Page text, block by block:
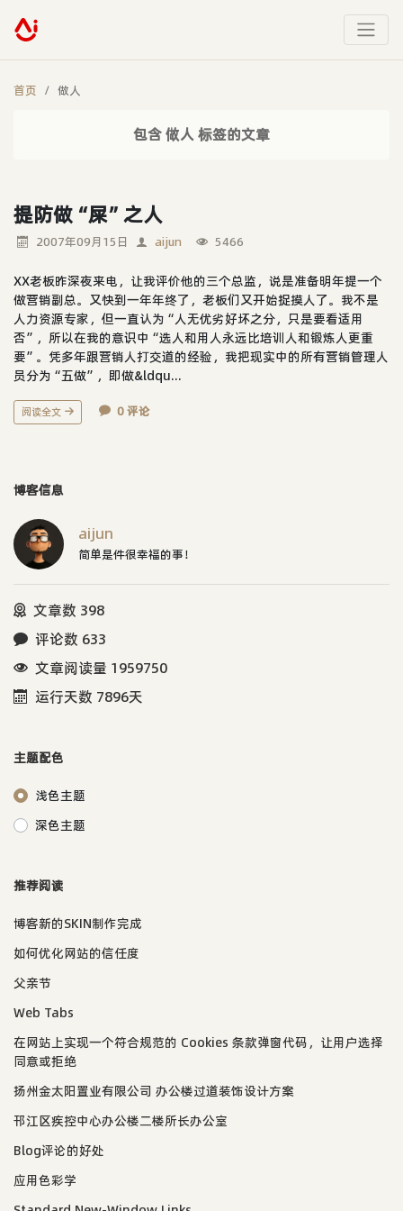
首页 做人
包含 做人 标签的文章
提防做“屎”之人
2007年09月15日 aijun 5466
XX老板昨深夜来电，让我评价他的三个总监，说是准备明年提一个
做营销副总。又快到一年年终了，老板们又开始捉摸人了。我不是
人力资源专家，但一直认为“人无优劣好坏之分，只是要看适用
否”，所以在我的意识中“选人和用人永远比培训人和锻炼人更重
要”。凭多年跟营销人打交道的经验，我把现实中的所有营销管理人
员分为“五做”，即做&ldqu...
阅读全文 0 评论
博客信息
aijun
简单是件很幸福的事！
文章数 398
评论数 633
文章阅读量 1959750
运行天数 7896天
主题配色
浅色主题
深色主题
推荐阅读
博客新的SKIN制作完成
如何优化网站的信任度
父亲节
Web Tabs
在网站上实现一个符合规范的 Cookies 条款弹窗代码，让用户选择
同意或拒绝
扬州金太阳置业有限公司 办公楼过道装饰设计方案
邗江区疾控中心办公楼二楼所长办公室
Blog评论的好处
应用色彩学